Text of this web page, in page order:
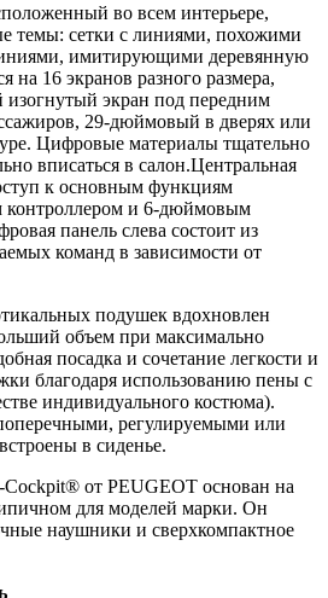
во всем интерьере,
темы: сетки с линиями, похожими
имитирующими деревянную
на 16 экранов разного размера,
экран под передним
29-дюймовый в дверях или
Цифровые материалы тщательно
вписаться в салон.Центральная
к основным функциям
контроллером и 6-дюймовым
панель слева состоит из
команд в зависимости от
подушек вдохновлен
объем при максимально
посадка и сочетание легкости и
благодаря использованию пены с
индивидуального костюма).
регулируемыми или
в сиденье.
от PEUGEOT основан на
для моделей марки. Он
наушники и сверхкомпактное